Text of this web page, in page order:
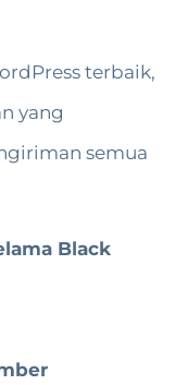
terbaik,
yang
semua
Black